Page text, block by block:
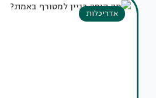
אדריכלות